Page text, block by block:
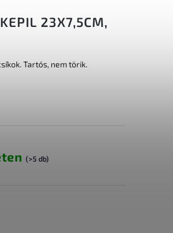
23X7,5CM,
(>5 db)
Tartós, nem törik.